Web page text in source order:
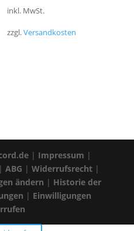
inkl. MwSt.
zzgl.Versandkosten
| Impressum |
ABG | Widerrufsrecht|
ändern | Historie der
| Einwilligungen